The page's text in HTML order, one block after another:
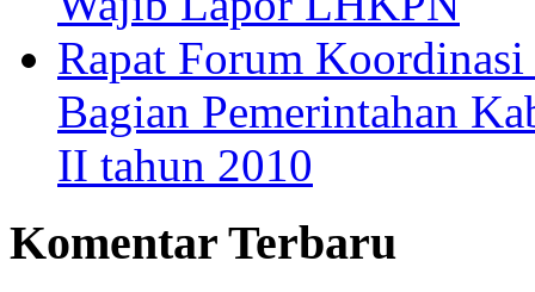
Rapat Forum
Bagian Pemerintahan
II tahun 2010
Komentar Terbaru